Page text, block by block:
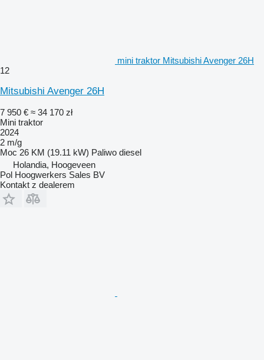
mini traktor Mitsubishi Avenger 26H
12
Mitsubishi Avenger 26H
7 950 € ≈ 34 170 zł
Mini traktor
2024
2 m/g
Moc 26 KM (19.11 kW) Paliwo diesel
Holandia, Hoogeveen
Pol Hoogwerkers Sales BV
Kontakt z dealerem